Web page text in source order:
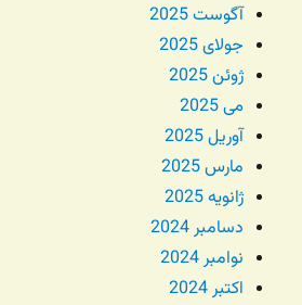
آگوست 2025
جولای 2025
ژوئن 2025
می 2025
آوریل 2025
مارس 2025
ژانویه 2025
دسامبر 2024
نوامبر 2024
اکتبر 2024